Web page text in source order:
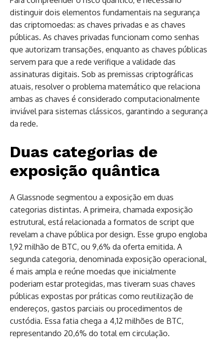
distinguir dois elementos fundamentais na segurança
das criptomoedas: as chaves privadas e as chaves
públicas. As chaves privadas funcionam como senhas
que autorizam transações, enquanto as chaves públicas
servem para que a rede verifique a validade das
assinaturas digitais. Sob as premissas criptográficas
atuais, resolver o problema matemático que relaciona
ambas as chaves é considerado computacionalmente
inviável para sistemas clássicos, garantindo a segurança
da rede.
Duas categorias de
exposição quântica
A Glassnode segmentou a exposição em duas
categorias distintas. A primeira, chamada exposição
estrutural, está relacionada a formatos de script que
revelam a chave pública por design. Esse grupo engloba
1,92 milhão de BTC, ou 9,6% da oferta emitida. A
segunda categoria, denominada exposição operacional,
é mais ampla e reúne moedas que inicialmente
poderiam estar protegidas, mas tiveram suas chaves
públicas expostas por práticas como reutilização de
endereços, gastos parciais ou procedimentos de
custódia. Essa fatia chega a 4,12 milhões de BTC,
representando 20,6% do total em circulação.